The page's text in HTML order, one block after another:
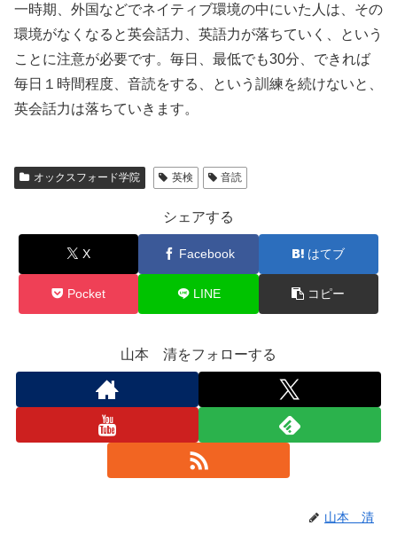
一時期、外国などでネイティブ環境の中にいた人は、その
環境がなくなると英会話力、英語力が落ちていく、という
ことに注意が必要です。毎日、最低でも30分、できれば
毎日１時間程度、音読をする、という訓練を続けないと、
英会話力は落ちていきます。
オックスフォード学院 英検 音読
シェアする
X Facebook はてブ
Pocket LINE コピー
山本 清をフォローする
山本 清